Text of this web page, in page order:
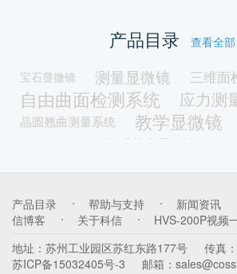
产品目录 查看全部
宝石显微镜 测量显微镜 三维面
自由曲面检测系统 应力测
晶圆翘曲测量系统 教学显微镜
数码荧光显微镜
带屏一体机 光谱磨平机 修磨机
锯片
颗粒分析显微镜 油品检测显微
产品目录 帮助与支持 新闻资讯
信博客
关于科信
HVS-200P视频
地址： 苏州工业园区苏红东路177号
传真：
苏ICP备15032405号-3
邮箱：